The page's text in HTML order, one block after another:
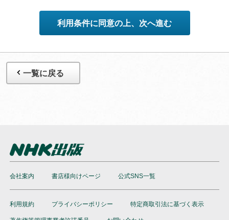
●提供方法やサービス内容、ご利用可能期間は変更する場合が
ございます。あらかじめご了承ください。
利用条件に同意の上、次へ進む
一覧に戻る
会社案内 書店様向けページ 公式SNS一覧
利用規約 プライバシーポリシー 特定商取引法に基づく表示